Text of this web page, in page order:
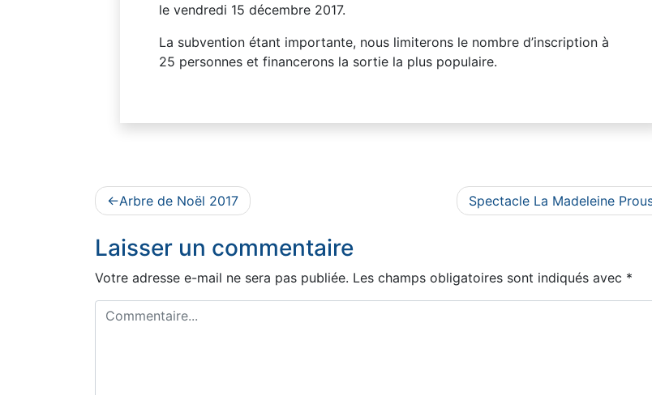
le vendredi 15 décembre 2017.
La subvention étant importante, nous limiterons le nombre d’inscription à
25 personnes et financerons la sortie la plus populaire.
Navigation
l’article
Arbre de Noël 2017 Spectacle La Madeleine
Laisser un commentaire
Votre adresse e-mail ne sera pas publiée. Les champs obligatoires sont indiqués avec *